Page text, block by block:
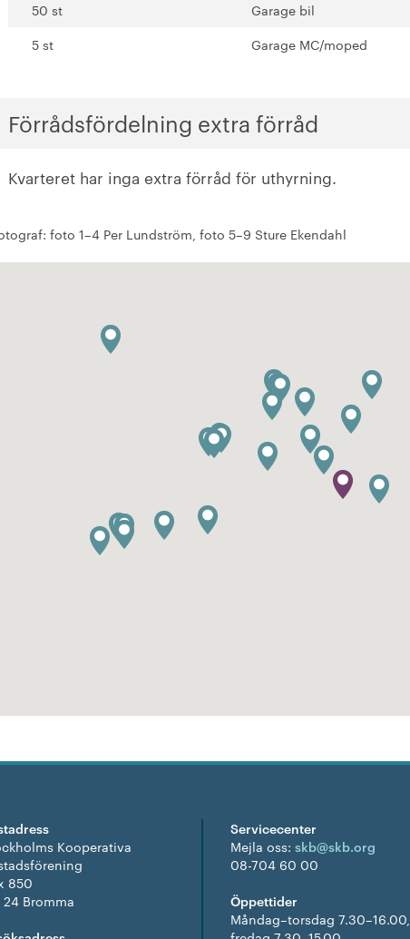
50 st Garage bil
5 st
Garage MC/moped
Förrådsfördelning extra förråd
Kvarteret har inga extra förråd för uthyrning.
foto 1–4 Per Lundström, foto 5–9 Sture Ekendahl
Kooperativa
850
24 Bromma
Servicecenter
Mejla oss: skb@skb.org
08-704 60 00
Öppettider
Måndag–torsdag 7.30–16.00,